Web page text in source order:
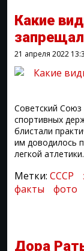
Какие
21 апреля 2022
Советский Союз
спортивных
блистали
им доводилось
легкой атлетики.
Метки: СССР
факты
фото
Дора